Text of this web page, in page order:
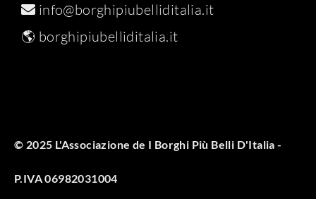
info@borghipiubelliditalia.it
🌎 borghipiubelliditalia.it
© 2025 L'Associazione de I Borghi Più Belli D'Italia -
P.IVA 06982031004